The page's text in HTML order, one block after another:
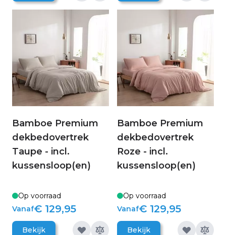
Bamboe Premium
dekbedovertrek
Taupe - incl.
kussensloop(en)
Op voorraad
Vanaf€ 129,95
Bekijk
Bamboe Premium
dekbedovertrek
Roze - incl.
kussensloop(en)
Op voorraad
Vanaf€ 129,95
Bekijk